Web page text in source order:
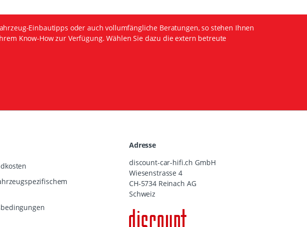
Einbautipps oder auch vollumfängliche Beratungen, so stehen Ihnen
Know-How zur Verfügung. Wählen Sie dazu die extern betreute
Adresse
discount-car-hifi.ch GmbH
Wiesenstrasse 4
CH-5734 Reinach AG
Schweiz